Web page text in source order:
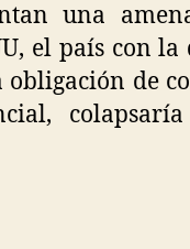
una
el país con la
obligación de